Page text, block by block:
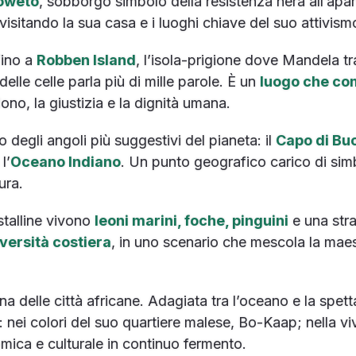
la sua casa e i luoghi chiave del suo
a Robben Island, l’isola-prigione dove Mandela
celle parla più di mille parole. È un luogo che
la giustizia e la dignità umana.
degli angoli più suggestivi del pianeta: il Capo di
Oceano Indiano. Un punto geografico carico di
vivono leoni marini, foche, pinguini e una
costiera, in uno scenario che mescola la
delle città africane. Adagiata tra l’oceano e la
: nei colori del suo quartiere malese, Bo-Kaap; nella
e culturale in continuo fermento.